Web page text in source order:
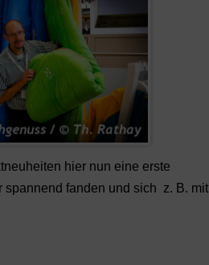
hier nun eine erste
spannend fanden und sich z. B. mit